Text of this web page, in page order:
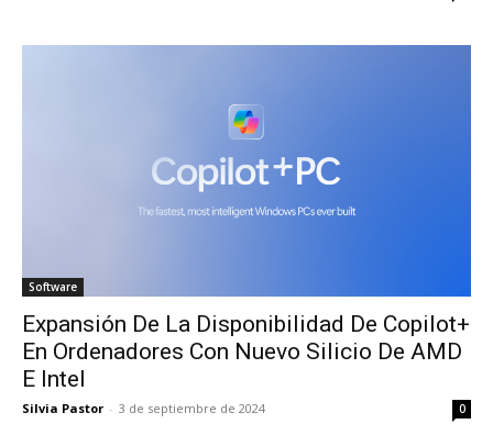
Software
Expansión De La Disponibilidad De Copilot+
En Ordenadores Con Nuevo Silicio De AMD
E Intel
Silvia Pastor - 3 de septiembre de 2024 0